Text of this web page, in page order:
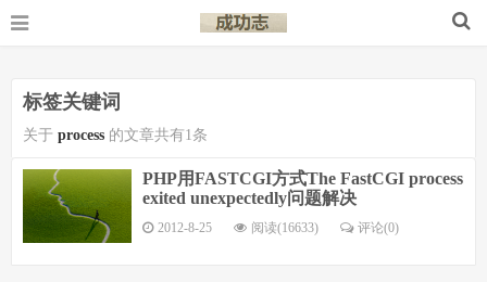
标签关键词
关于 process 的文章共有1条
PHP用FASTCGI方式The FastCGI process
exited unexpectedly问题解决
2012-8-25 阅读(16633) 评论(0)